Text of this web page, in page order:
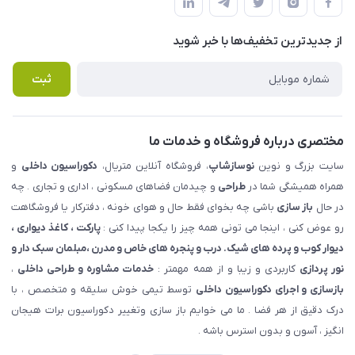
لیست محصولات
درباره ما
حریم خصوصی
راهنما
پرسش های متداول
از جدید‌ترین تخفیف‌ها با‌ خبر شوید
ثبت
مختصری درباره فروشگاه و خدمات ما
سایت بزرگ و نویننوسازشاپ، فروشگاه آنلاین متریال، دکوراسیون داخلی و
همراه همیشگی شما درطراحی و چیدمان فضاهای مسکونی ، اداری و تجاری . چه
در حال باز سازی باشی چه بخوای فقط حال و هوای خونه ، دفترکار یا فروشگاهت
رو عوض کنی ، اینجا می تونی همه چیز را یکجا پیدا کنی :پارکت ، کاغذ دیواری ،
دیوار کوب و پرده های شیک. درب و پنجره های خاص و مدرن ،مبلمان سبک دار و
نور پردازی کاربردی و زیبا و از همه مهمتر : خدمات مشاوره و طراحی داخلی ،
بازسازی و اجرای دکوراسیون داخلی توسط تیمی خوش سلیقه و متخصص ، با
درک دقیق از هر فضا . ما می خوایم باز سازی وتغییر دکوراسیون برات هیجان
انگیز ، آسون و بدون استرس باشه .